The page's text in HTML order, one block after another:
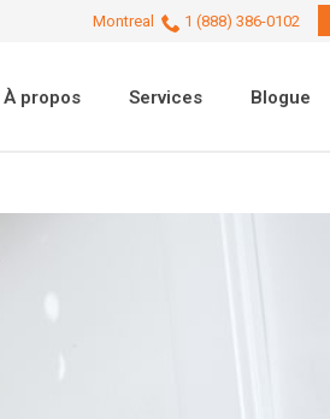
Montreal 1 (888) 386-0102
À propos Services Blogue